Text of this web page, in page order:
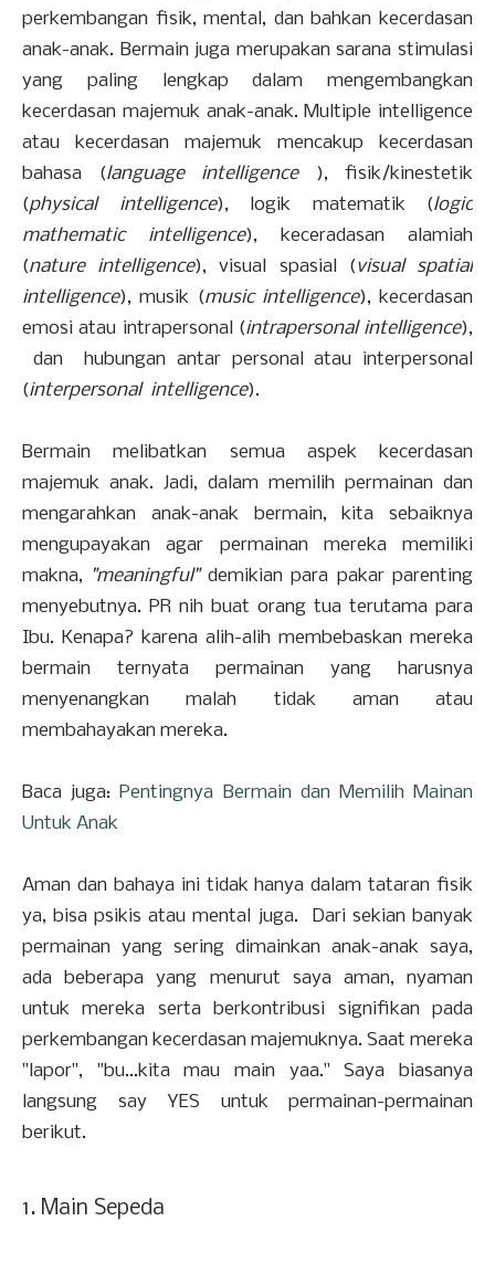
perkembangan fisik, mental, dan bahkan kecerdasan
anak-anak. Bermain juga merupakan sarana stimulasi
yang paling lengkap dalam mengembangkan
kecerdasan majemuk anak-anak. Multiple intelligence
atau kecerdasan majemuk mencakup kecerdasan
bahasa (language intelligence ), fisik/kinestetik
(physical intelligence), logik matematik (logic
mathematic intelligence), keceradasan alamiah
(nature intelligence), visual spasial (visual spatial
intelligence), musik (music intelligence), kecerdasan
emosi atau intrapersonal (intrapersonal intelligence),
dan hubungan antar personal atau interpersonal
(interpersonal intelligence).
Bermain melibatkan semua aspek kecerdasan
majemuk anak. Jadi, dalam memilih permainan dan
mengarahkan anak-anak bermain, kita sebaiknya
mengupayakan agar permainan mereka memiliki
makna, "meaningful"demikian para pakar parenting
menyebutnya. PR nih buat orang tua terutama para
Ibu. Kenapa? karena alih-alih membebaskan mereka
bermain ternyata permainan yang harusnya
menyenangkan malah tidak aman atau
membahayakan mereka.
Baca juga:Pentingnya Bermain dan Memilih Mainan
Untuk Anak
Aman dan bahaya ini tidak hanya dalam tataran fisik
ya, bisa psikis atau mental juga. Dari sekian banyak
permainan yang sering dimainkan anak-anak saya,
ada beberapa yang menurut saya aman, nyaman
untuk mereka serta berkontribusi signifikan pada
perkembangan kecerdasan majemuknya. Saat mereka
"lapor", "bu...kita mau main yaa." Saya biasanya
langsung say YES untuk permainan-permainan
berikut.
1. Main Sepeda